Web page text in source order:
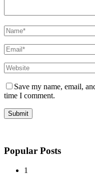
Save my name, email,
time I comment.
Popular Posts
1